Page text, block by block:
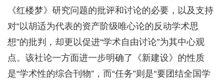
《红楼梦》研究问题的批评和讨论的必要，以及支持
对“以胡适为代表的资产阶级唯心论的反动学术思
想”的批判，却更以促进“学术自由讨论”为其中心观
点。该社论一方面进一步明确了《新建设》的性质
是“学术性的综合刊物”，而“任务”则是“要团结全国学